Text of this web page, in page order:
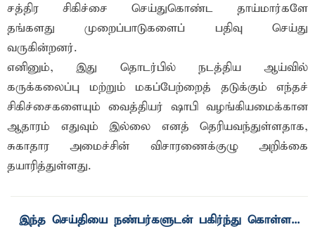
சத்திர சிகிச்சை செய்துகொண்ட தாய்மார்களே
தங்களது முறைப்பாடுகளைப் பதிவு செய்து
வருகின்றனர்.
எனினும், இது தொடர்பில் நடத்திய ஆய்வில்
கருக்கலைப்பு மற்றும் மகப்பேற்றைத் தடுக்கும் எந்தச்
சிகிச்சைகளையும் வைத்தியர் ஷாபி வழங்கியமைக்கான
ஆதாரம் எதுவும் இல்லை எனத் தெரியவந்துள்ளதாக,
சுகாதார அமைச்சின் விசாரணைக்குழு அறிக்கை
தயாரித்துள்ளது.